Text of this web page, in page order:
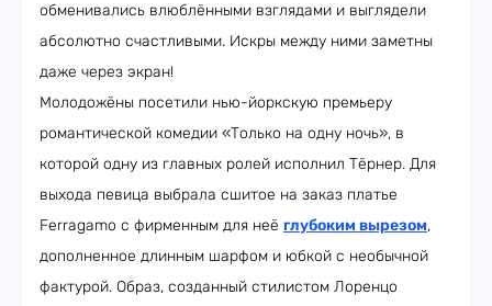
обменивались влюблёнными взглядами и выглядели
абсолютно счастливыми. Искры между ними заметны
даже через экран!
Молодожёны посетили нью-йоркскую премьеру
романтической комедии «Только на одну ночь», в
которой одну из главных ролей исполнил Тёрнер. Для
выхода певица выбрала сшитое на заказ платье
Ferragamo с фирменным для неё глубоким вырезом,
дополненное длинным шарфом и юбкой с необычной
фактурой. Образ, созданный стилистом Лоренцо